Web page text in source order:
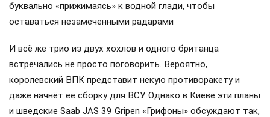
буквально «прижимаясь» к водной глади, чтобы
оставаться незамеченными радарами
И всё же трио из двух хохлов и одного британца
встречались не просто поговорить. Вероятно,
королевский ВПК представит некую противоракету и
даже начнёт ее сборку для ВСУ. Однако в Киеве эти планы
и шведские Saab JAS 39 Gripen «Грифоны» обсуждают так,